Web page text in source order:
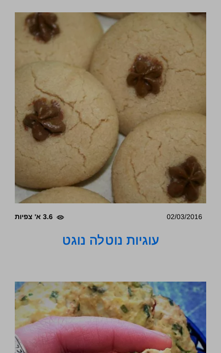
02/03/2016 3.6 א' צפיות
עוגיות נוטלה נוגט